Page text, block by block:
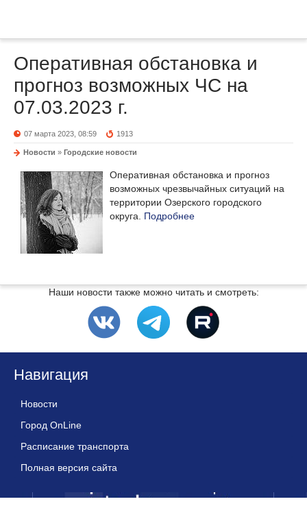
Оперативная обстановка и
прогноз возможных ЧС на
07.03.2023 г.
07 марта 2023, 08:59 1913
Новости » Городские новости
Оперативная обстановка и прогноз
возможных чрезвычайных ситуаций на
территории Озерского городского
округа. Подробнее
Наши новости также можно читать и смотреть:
Навигация
Новости
Город OnLine
Расписание транспорта
Полная версия сайта